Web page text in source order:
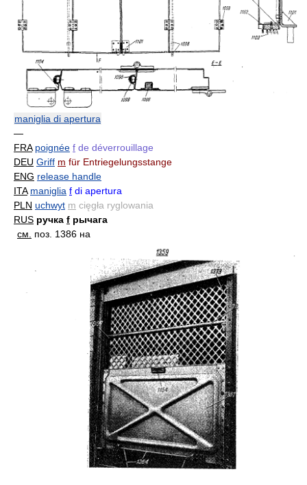
maniglia di apertura
—
FRA poignée f de déverrouillage
DEU Griff m für Entriegelungsstange
ENG release handle
ITA maniglia f di apertura
PLN uchwyt m cięgła ryglowania
RUS ручка f рычага
см. поз. 1386 на